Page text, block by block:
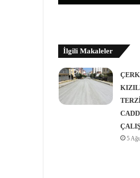
İlgili Makaleler
5